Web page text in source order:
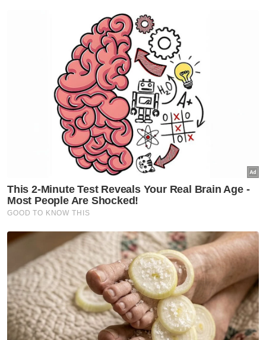
terdampar di Ban Pecah
Perak
Habuan RM6,000 menanti atlet
Perak raih emas SUKMA
Perak
Perak sedia insentif buat atlet
Komanwel raih pingat
Waris dua pelajar maut terima
TPSM RM5,500, hasrat
tunaikan badal haji ubati rindu